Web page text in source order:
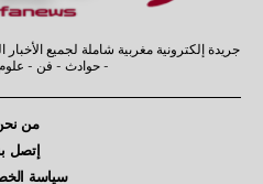
جريدة إلكترونية مغربية شاملة لجميع
- حوادث - فن - علوم
من
إتصل
سياسة